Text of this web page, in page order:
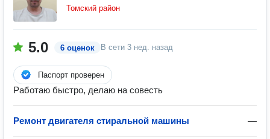
Томский район
5.0 6 оценок В сети 3 нед. назад
Паспорт проверен
Работаю быстро, делаю на совесть
Ремонт двигателя стиральной машины —